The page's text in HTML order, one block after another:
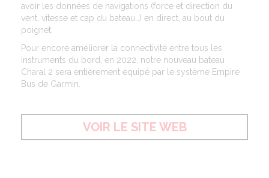
avoir les données de navigations (force et direction du
vent, vitesse et cap du bateau…) en direct, au bout du
poignet.
Pour encore améliorer la connectivité entre tous les
instruments du bord, en 2022, notre nouveau bateau
Charal 2 sera entièrement équipé par le système Empire
Bus de Garmin.
VOIR LE SITE WEB